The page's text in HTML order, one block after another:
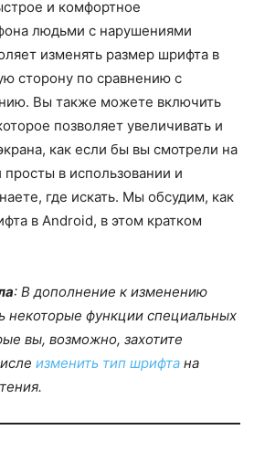
и комфортное
людьми с нарушениями
изменять размер шрифта в
сторону по сравнению с
Вы также можете включить
позволяет увеличивать и
как если бы вы смотрели на
в использовании и
где искать. Мы обсудим, как
в Android, в этом кратком
: В дополнение к изменению
некоторые функции специальных
вы, возможно, захотите
изменить тип шрифта на